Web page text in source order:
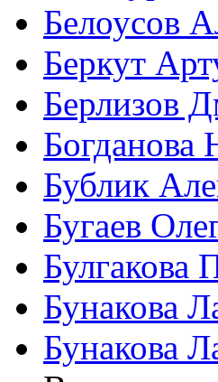
Белоусов
Беркут
Берлизов
Богданова
Бублик
Бугаев
Булгакова
Бунакова
Бунакова